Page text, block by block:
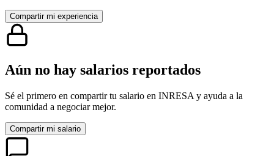
Compartir mi experiencia
Aún no hay salarios reportados
Sé el primero en compartir tu salario en INRESA y ayuda a la
comunidad a negociar mejor.
Compartir mi salario